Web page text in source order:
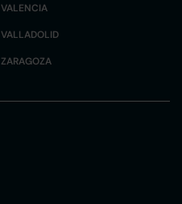
VALENCIA
VALLADOLID
ZARAGOZA